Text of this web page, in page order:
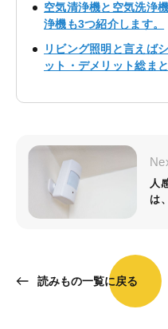
空気清浄機と空気洗浄
浄機も3つ紹介します。
リビング照明と言えば
ット・デメリット総ま
読みもの一覧に戻る
人
は